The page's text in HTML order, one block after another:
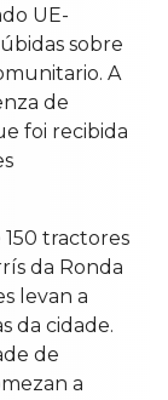
UE-
sobre
A
de
foi recibida
150 tractores
da Ronda
levan a
da cidade.
de
a